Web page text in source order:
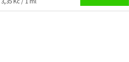
cena: